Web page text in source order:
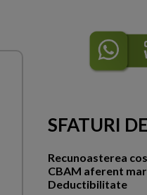
SFATURI
Recunoasterea
CBAM aferent
Deductibilitate